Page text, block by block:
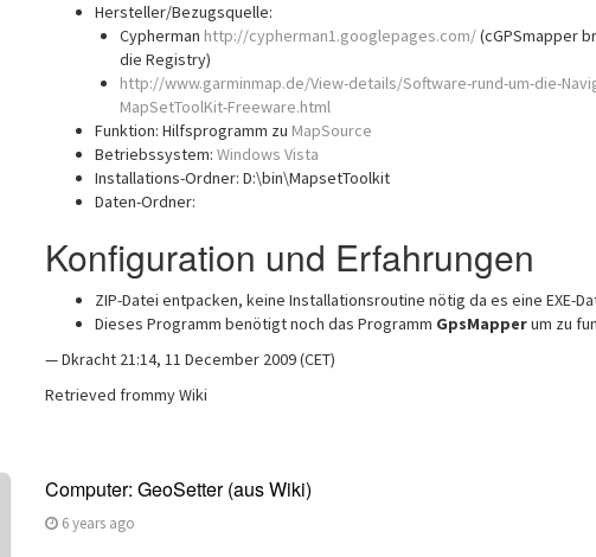
Hersteller/Bezugsquelle:
Cypherman http://cypherman1.googlepages.com/(cGPSmapper
die Registry)
http://www.garminmap.de/View-details/Software-rund-um-die-
MapSetToolKit-Freeware.html
Funktion: Hilfsprogramm zu MapSource
Betriebssystem: Windows Vista
Installations-Ordner: D:\bin\MapsetToolkit
Daten-Ordner:
Konfiguration und Erfahrungen
ZIP-Datei entpacken, keine Installationsroutine nötig da es eine EXE-
Dieses Programm benötigt noch das Programm GpsMapperum zu
— Dkracht 21:14, 11 December 2009 (CET)
Retrieved frommy Wiki
Computer: GeoSetter (aus Wiki)
6 years ago